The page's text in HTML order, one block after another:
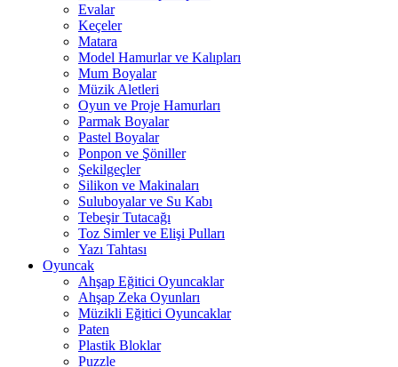
Evalar
Keçeler
Matara
Model Hamurlar ve Kalıpları
Mum Boyalar
Müzik Aletleri
Oyun ve Proje Hamurları
Parmak Boyalar
Pastel Boyalar
Ponpon ve Şöniller
Şekilgeçler
Silikon ve Makinaları
Suluboyalar ve Su Kabı
Tebeşir Tutacağı
Toz Simler ve Elişi Pulları
Yazı Tahtası
Oyuncak
Ahşap Eğitici Oyuncaklar
Ahşap Zeka Oyunları
Müzikli Eğitici Oyuncaklar
Paten
Plastik Bloklar
Puzzle